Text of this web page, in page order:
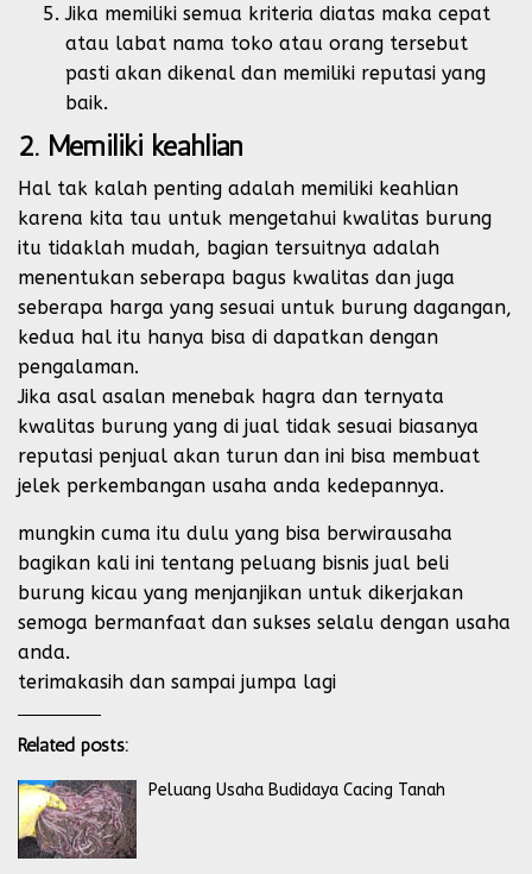
Jika memiliki semua kriteria diatas maka cepat
atau labat nama toko atau orang tersebut
pasti akan dikenal dan memiliki reputasi yang
baik.
2. Memiliki keahlian
Hal tak kalah penting adalah memiliki keahlian
karena kita tau untuk mengetahui kwalitas burung
itu tidaklah mudah, bagian tersuitnya adalah
menentukan seberapa bagus kwalitas dan juga
seberapa harga yang sesuai untuk burung dagangan,
kedua hal itu hanya bisa di dapatkan dengan
pengalaman.
Jika asal asalan menebak hagra dan ternyata
kwalitas burung yang di jual tidak sesuai biasanya
reputasi penjual akan turun dan ini bisa membuat
jelek perkembangan usaha anda kedepannya.
mungkin cuma itu dulu yang bisa berwirausaha
bagikan kali ini tentang peluang bisnis jual beli
burung kicau yang menjanjikan untuk dikerjakan
semoga bermanfaat dan sukses selalu dengan usaha
anda.
terimakasih dan sampai jumpa lagi
Related posts:
Peluang Usaha Budidaya Cacing Tanah